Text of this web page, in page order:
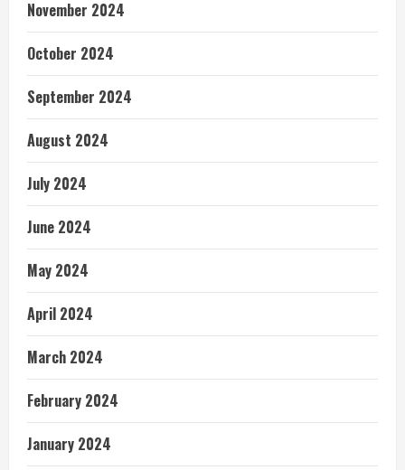
November 2024
October 2024
September 2024
August 2024
July 2024
June 2024
May 2024
April 2024
March 2024
February 2024
January 2024